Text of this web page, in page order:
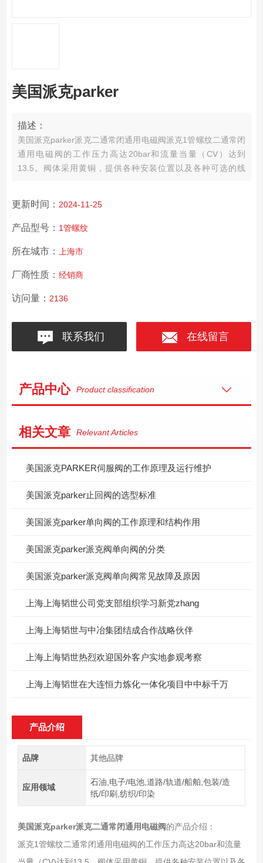
美国派克parker
描述：
美国派克parker派克二通常闭通用电磁阀派克1管螺纹二通常闭
通用电磁阀的工作压力高达20bar和流量当量（CV）达到
13.5。阀体采用黄铜，提供各种安装位置以及各种可选的线
更新时间： 2024-11-25
产品型号： 1管螺纹
所在城市： 上海市
厂商性质： 经销商
访问量： 2136
联系我们 在线留言
产品中心 Product classification
相关文章 Relevant Articles
美国派克PARKER伺服阀的工作原理及运行维护
美国派克parker止回阀的选型标准
美国派克parker单向阀的工作原理和结构作用
美国派克parker派克阀单向阀的分类
美国派克parker派克阀单向阀常见故障及原因
上海上海韬世公司党支部组织学习新党zhang
上海上海韬世与中冶集团结成合作战略伙伴
上海上海韬世热烈欢迎国外客户实地参观考察
上海上海韬世在大连恒力炼化一体化项目中中标千万
产品介绍
品牌 其他品牌
应用领域
石油,电子/电池,道路/轨道/船舶,包装/造
纸/印刷,纺织/印染
美国派克parker派克二通常闭通用电磁阀的产品介绍：
派克1管螺纹二通常闭通用电磁阀的工作压力高达20bar和流量